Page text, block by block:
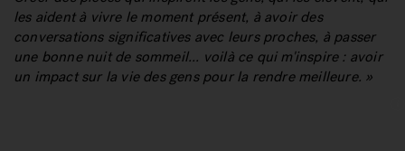
les aident à vivre le moment présent, à avoir des
conversations significatives avec leurs proches, à passer
une bonne nuit de sommeil... voilà ce qui m'inspire : avoir
un impact sur la vie des gens pour la rendre meilleure. »